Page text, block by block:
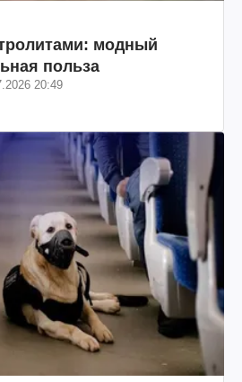
модный
польза
20:49